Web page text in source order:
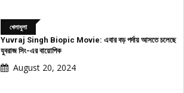
খেলাধুলা
Yuvraj Singh Biopic Movie: এবার বড় পর্দায় আসতে চলেছে
যুবরাজ সিং-এর বায়োপিক
August 20, 2024